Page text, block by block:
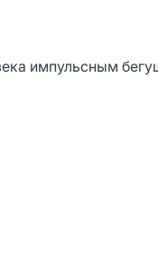
импульсным